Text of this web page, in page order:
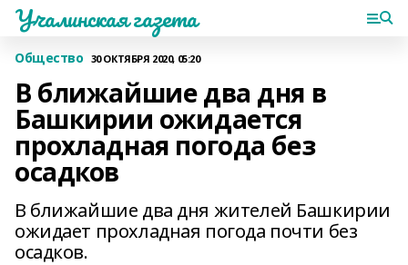
Учалинская газета
Общество 30 ОКТЯБРЯ 2020, 05:20
В ближайшие два дня в
Башкирии ожидается
прохладная погода без
осадков
В ближайшие два дня жителей Башкирии
ожидает прохладная погода почти без
осадков.